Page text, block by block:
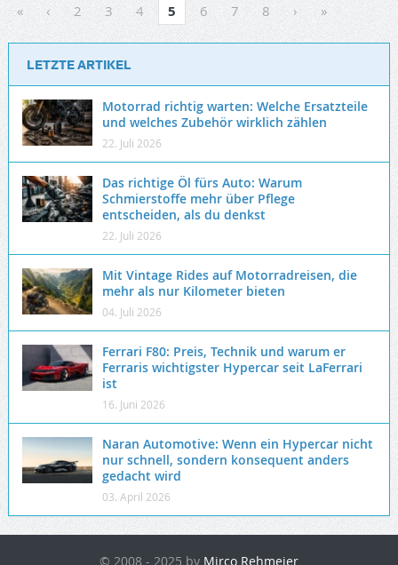
« ‹ 2 3 4 5 6 7 8 › »
LETZTE ARTIKEL
Motorrad richtig warten: Welche Ersatzteile
und welches Zubehör wirklich zählen
22. Juli 2026
Das richtige Öl fürs Auto: Warum
Schmierstoffe mehr über Pflege
entscheiden, als du denkst
22. Juli 2026
Mit Vintage Rides auf Motorradreisen, die
mehr als nur Kilometer bieten
04. Juli 2026
Ferrari F80: Preis, Technik und warum er
Ferraris wichtigster Hypercar seit LaFerrari
ist
16. Juni 2026
Naran Automotive: Wenn ein Hypercar nicht
nur schnell, sondern konsequent anders
gedacht wird
03. April 2026
© 2008 - 2025 by Mirco Rehmeier